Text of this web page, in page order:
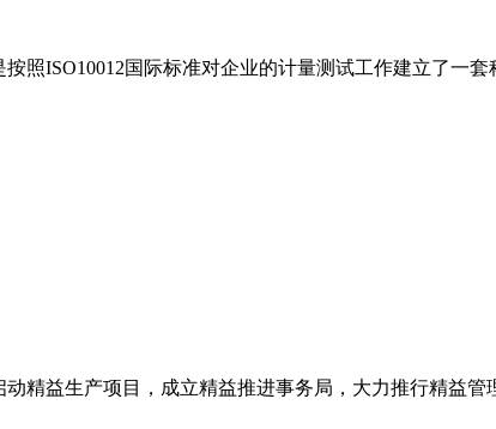
ISO10012国际标准对企业的计量测试工作建立了一套
益生产项目，成立精益推进事务局，大力推行精益